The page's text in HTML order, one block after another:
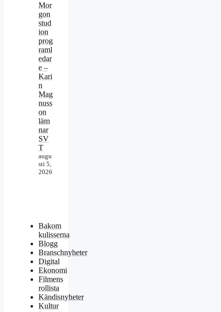
Mor
gon
stud
ion
prog
raml
edar
e –
Kari
n
Mag
nuss
on
läm
nar
SV
T
augu
sti 5,
2026
Bakom
kulisserna
Blogg
Branschnyheter
Digital
Ekonomi
Filmens
rollista
Kändisnyheter
Kultur